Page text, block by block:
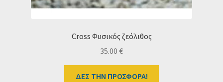
Cross Φυσικός ζεόλιθος
35.00 €
ΔΕΣ ΤΗΝ ΠΡΟΣΦΟΡΑ!